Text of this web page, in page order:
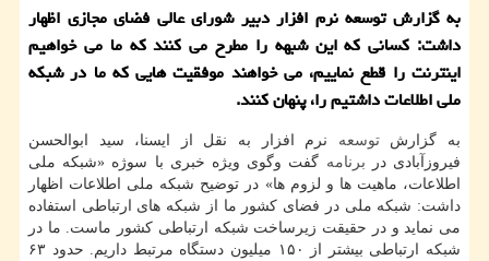
به گزارش توسعه نرم افزار دبیر شورای عالی فضای مجازی اظهار
داشت: كسانی كه این شبهه را مطرح می كنند كه ما می خواهیم
اینترنت را قطع نماییم، می خواهند موفقیت هایی كه ما در شبكه
ملی اطلاعات داشتیم را، پنهان كنند.
به گزارشتوسعه نرم افزار به نقل از ایسنا، سید ابوالحسن
فیروزآبادی در برنامه گفت وگوی ویژه خبری با سوژه «شبكه ملی
اطلاعات، ماهیت ها و لزوم ها» در توضیح شبكه ملی اطلاعات اظهار
داشت: شبكه ملی در فضای كشور ما از شبكه های ارتباطی استفاده
می نماید و در حقیقت زیرساخت شبكه ارتباطی كشور ماست. ما در
شبكه ارتباطی بیشتر از ۱۵۰ میلیون دستگاه مرتبط داریم. حدود ۶۳